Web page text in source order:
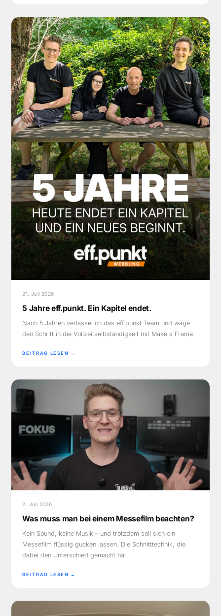
21. Juli 2026
5 Jahre eff.punkt. Ein Kapitel endet.
Nach 5 Jahren verlasse ich das eff.punkt Team und wage
den Schritt in die Vollzeitselbständigkeit mit Make a Frame.
BEITRAG LESEN →
2. Juli 2026
Was muss man bei einem Messefilm beachten?
Kein Sound, keine Musik – und trotzdem soll sich ein
Messefilm flüssig gucken lassen. Die Schnitttechnik, die
dabei den Unterschied gemacht hat.
BEITRAG LESEN →